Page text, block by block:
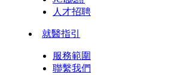
人才招聘
就醫指引
服務範圍
聯繫我們